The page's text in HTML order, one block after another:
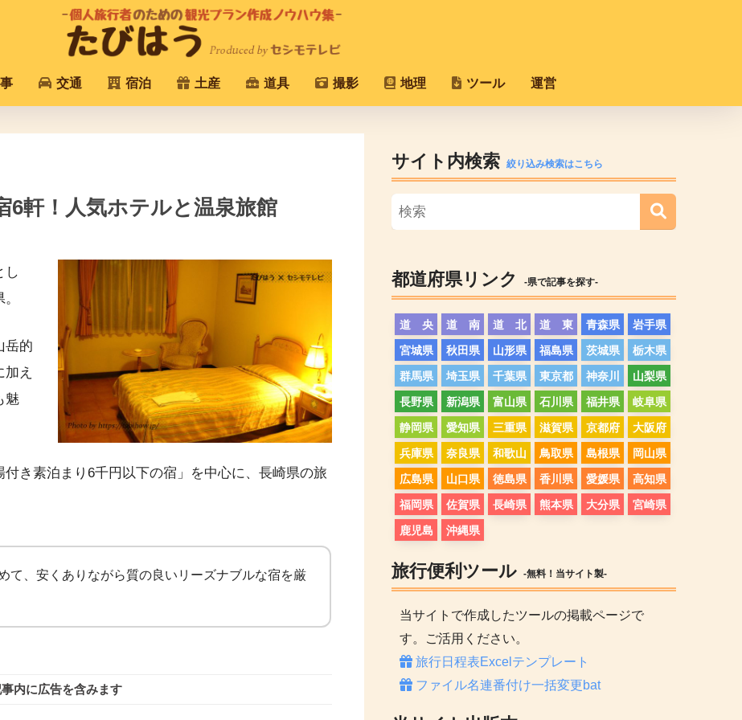
交通 宿泊 土産 道具 撮影 地理 ツール 運営
6軒！人気ホテルと温泉旅館
し
岳的
え
魅
き素泊まり6千円以下の宿」を中心に、長崎県の旅
て、安くありながら質の良いリーズナブルな宿を厳
内に広告を含みます
サイト内検索 絞り込み検索はこちら
都道府県リンク -県で記事を探す-
道 央 道 南 道 北 道 東 青森県
岩手県
宮城県
秋田県 山形県 福島県 茨城県
栃木県
群馬県
埼玉県 千葉県 東京都 神奈川
山梨県
長野県
新潟県 富山県 石川県 福井県
岐阜県
静岡県
愛知県 三重県 滋賀県 京都府
大阪府
兵庫県
奈良県 和歌山 鳥取県 島根県
岡山県
広島県
山口県 徳島県 香川県 愛媛県
高知県
福岡県
佐賀県 長崎県 熊本県 大分県
宮崎県
鹿児島
沖縄県
旅行便利ツール -無料！当サイト製-
当サイトで作成したツールの掲載ページで
す。ご活用ください。
旅行日程表Excelテンプレート
ファイル名連番付け一括変更bat